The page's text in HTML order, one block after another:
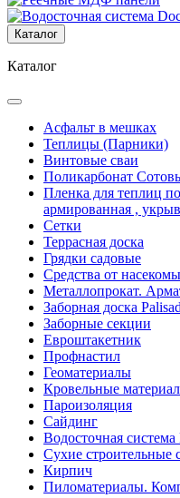
Каталог
Каталог
Асфальт в мешках
Теплицы (Парники)
Винтовые сваи
Поликарбонат
Пленка для теплиц
армированная ,
Сетки
Террасная доска
Грядки садовые
Средства от
Металлопрокат.
Заборная доска
Заборные секции
Евроштакетник
Профнастил
Геоматериалы
Кровельные
Пароизоляция
Сайдинг
Водосточная
Сухие строительные
Кирпич
Пиломатериалы.